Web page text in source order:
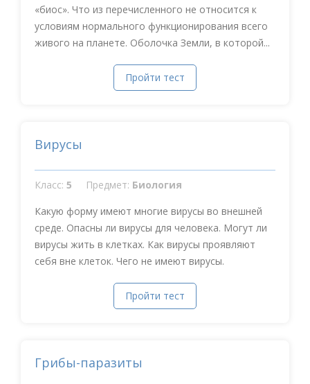
«биос». Что из перечисленного не относится к
условиям нормального функционирования всего
живого на планете. Оболочка Земли, в которой...
Пройти тест
Вирусы
Класс: 5 Предмет: Биология
Какую форму имеют многие вирусы во внешней
среде. Опасны ли вирусы для человека. Могут ли
вирусы жить в клетках. Как вирусы проявляют
себя вне клеток. Чего не имеют вирусы.
Пройти тест
Грибы-паразиты